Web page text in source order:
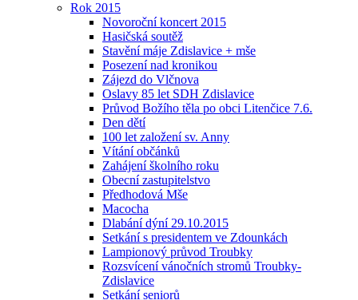
Rok 2015
Novoroční koncert 2015
Hasičská soutěž
Stavění máje Zdislavice + mše
Posezení nad kronikou
Zájezd do Vlčnova
Oslavy 85 let SDH Zdislavice
Průvod Božího těla po obci Litenčice 7.6.
Den dětí
100 let založení sv. Anny
Vítání občánků
Zahájení školního roku
Obecní zastupitelstvo
Předhodová Mše
Macocha
Dlabání dýní 29.10.2015
Setkání s presidentem ve Zdounkách
Lampionový průvod Troubky
Rozsvícení vánočních stromů Troubky-
Zdislavice
Setkání seniorů